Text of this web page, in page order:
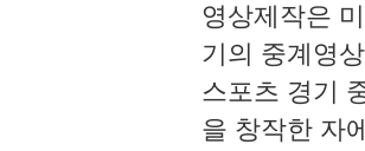
영상제작은
기의 중계영
스포츠 경기
을 창작한 자